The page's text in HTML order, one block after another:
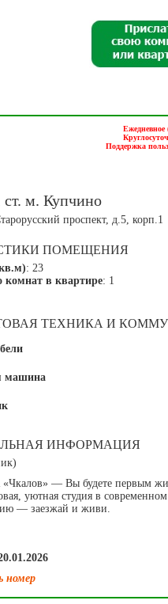
Ежедневное
Поддержка
ст. м. Купчино
проспект, д.5, корп.1
ПОМЕЩЕНИЯ
: 23
комнат в квартире: 1
ТЕХНИКА И
машина
ИНФОРМАЦИЯ
— Вы будете первым
уютная студия в
— заезжай и живи.
номер